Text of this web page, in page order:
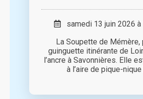
samedi 13 juin 2026 à
La Soupette de Mémère,
guinguette itinérante de
l’ancre à Savonnières. Elle
à l’aire de pique-nique